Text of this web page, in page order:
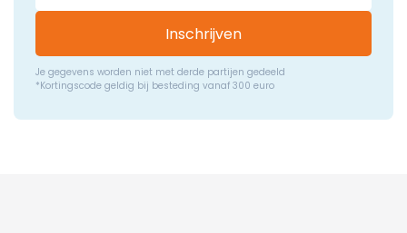
Inschrijven
Je gegevens worden niet met derde partijen gedeeld
*Kortingscode geldig bij besteding vanaf 300 euro